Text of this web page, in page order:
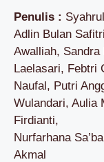
Penulis :
Adlin Bulan
Awalliah,
Laelasari, Febtri
Naufal, Putri
Wulandari, Aulia
Firdianti,
Nurfarhana
Akmal